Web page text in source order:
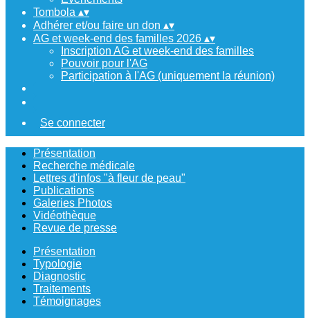
Tombola ▴▾
Adhérer et/ou faire un don ▴▾
AG et week-end des familles 2026 ▴▾
Inscription AG et week-end des familles
Pouvoir pour l'AG
Participation à l'AG (uniquement la réunion)
Se connecter
Présentation
Recherche médicale
Lettres d'infos "à fleur de peau"
Publications
Galeries Photos
Vidéothèque
Revue de presse
Présentation
Typologie
Diagnostic
Traitements
Témoignages